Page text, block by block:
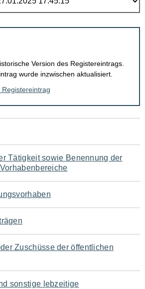
Version des Registereintrags.
wurde inzwischen aktualisiert.
Tätigkeit sowie Benennung der
Zuschüsse der öffentlichen
sonstige lebzeitige